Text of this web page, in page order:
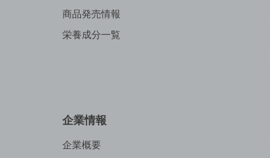
商品発売情報
栄養成分一覧
企業情報
企業概要